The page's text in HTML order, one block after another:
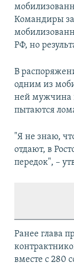
Командиры
РФ, но
В
одним из
ней мужчина
пытаются
"Я не знаю,
отдают, в
передок", –
Ранее глава
вместе с 280